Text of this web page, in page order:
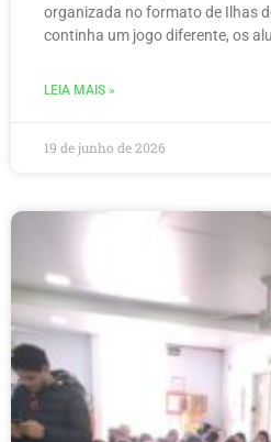
organizada no formato de Ilhas
continha um jogo diferente, os
LEIA MAIS »
19 de junho de 2026